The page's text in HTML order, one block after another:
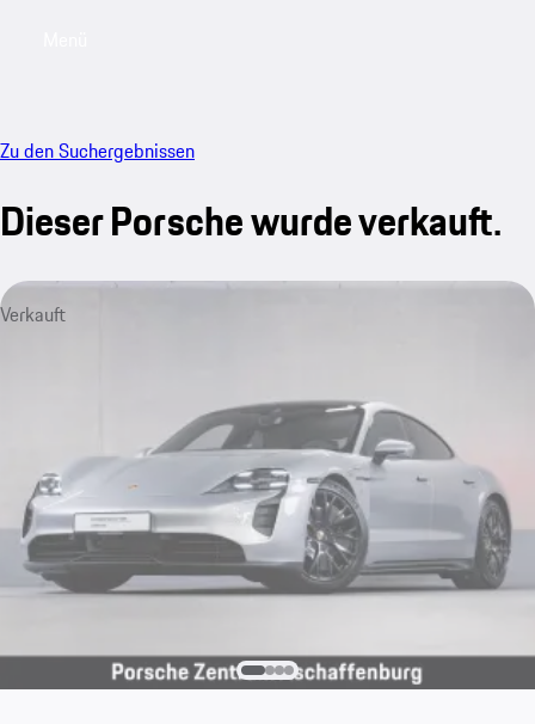
Zu den Suchergebnissen
Dieser Porsche wurde verkauft.
Verkauft